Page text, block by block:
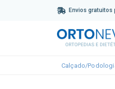
Envios gratuitos
Calçado/